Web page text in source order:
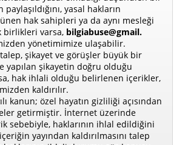
yasal hakların
hak sahipleri ya da aynı mesleği
birlikleri varsa, bilgiabuse@gmail.
yönetimimize ulaşabilir.
şikayet ve görüşler büyük bir
yapılan şikayetin doğru olduğu
hak ihlali olduğu belirlenen içerikler,
kaldırılır.
kanun; özel hayatın gizliliği açısından
getirmiştir. İnternet üzerinde
sebebiyle, haklarının ihlal edildiğini
yayından kaldırılmasını talep